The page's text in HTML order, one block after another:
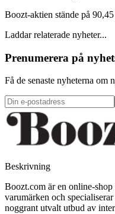
Boozt-aktien stände på
Laddar relaterade nyheter...
Prenumerera på
Få de senaste nyheterna
Beskrivning
Boozt.com är en online-
varumärken och
noggrant utvalt utbud av